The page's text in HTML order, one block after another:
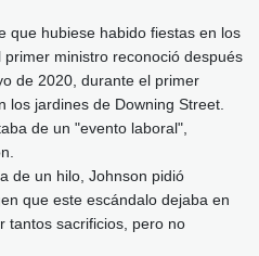
que hubiese habido fiestas en los
ministro reconoció después
de 2020, durante el primer
los jardines de Downing Street.
de un "evento laboral",
de un hilo, Johnson pidió
que este escándalo dejaba en
tantos sacrificios, pero no